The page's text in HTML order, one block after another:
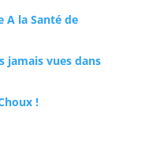
A la Santé de
jamais vues dans
!